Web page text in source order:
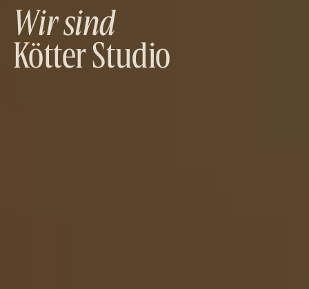
Wir sind
Kötter Studio